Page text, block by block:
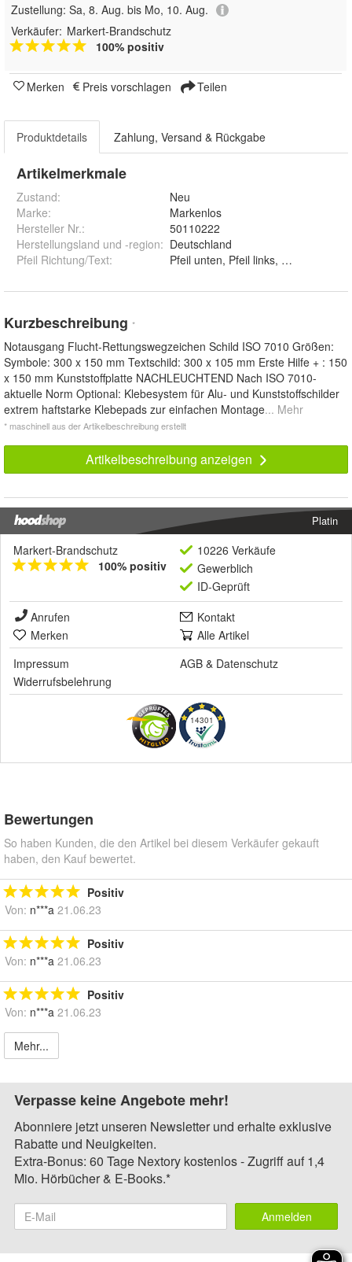
Zustellung: Sa, 8. Aug. bis Mo, 10. Aug.
Verkäufer: Markert-Brandschutz
100% positiv
Merken Preis vorschlagen Teilen
Produktdetails Zahlung, Versand & Rückgabe
Artikelmerkmale
Zustand:
Neu
Marke:
Markenlos
Hersteller Nr.:
50110222
Herstellungsland und -region: Deutschland
Pfeil Richtung/Text: Pfeil unten, Pfeil links, Pfeil rechts,
Kurzbeschreibung *
Notausgang Flucht-Rettungswegzeichen Schild ISO 7010 Größen:
Symbole: 300 x 150 mm Textschild: 300 x 105 mm Erste Hilfe + : 150
x 150 mm Kunststoffplatte NACHLEUCHTEND Nach ISO 7010-
aktuelle Norm Optional: Klebesystem für Alu- und Kunststoffschilder
extrem haftstarke Klebepads zur einfachen Montage... Mehr
* maschinell aus der Artikelbeschreibung erstellt
Artikelbeschreibung anzeigen
Platin
Markert-Brandschutz
100% positiv
10226 Verkäufe
Gewerblich
ID-Geprüft
Anrufen
Kontakt
Merken
Alle Artikel
Impressum
AGB & Datenschutz
Widerrufsbelehrung
14301
Bewertungen
So haben Kunden, die den Artikel bei diesem Verkäufer gekauft
haben, den Kauf bewertet.
Positiv
Von: n***a 21.06.23
Positiv
Von: n***a 21.06.23
Positiv
Von: n***a 21.06.23
Mehr...
Verpasse keine Angebote mehr!
Abonniere jetzt unseren Newsletter und erhalte exklusive
Rabatte und Neuigkeiten.
Extra-Bonus: 60 Tage Nextory kostenlos - Zugriff auf 1,4
Mio. Hörbücher & E-Books.*
Anmelden